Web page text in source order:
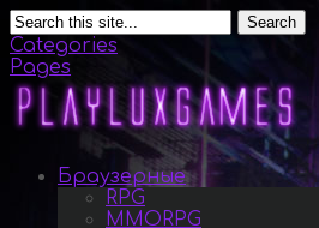
Search
Categories
Pages
Браузерные
RPG
MMORPG